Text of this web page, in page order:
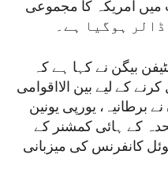
امریکہ کا مجموعی
بیگن نے کہا ہے کہ
کے لیے بین الااقوامی
برطانیہ، یورپی یونین
کے ہائی کمشنر کے
کانفرنس کی میزبانی